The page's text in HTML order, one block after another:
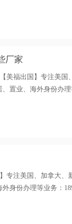
厂家
美福出国】专注美国
置业、海外身份办
专注美国、加拿大、
身份办理等业务：